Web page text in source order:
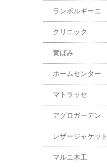
ランボルギーニ
クリニック
黄ばみ
ホームセンター
マトラッセ
アグロガーデン
レザージャケット
マルニ木工